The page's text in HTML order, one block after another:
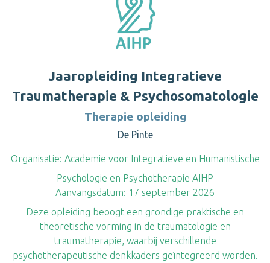
Jaaropleiding Integratieve
Traumatherapie & Psychosomatologie
Therapie opleiding
De Pinte
Organisatie: Academie voor Integratieve en Humanistische
Psychologie en Psychotherapie AIHP
Aanvangsdatum: 17 september 2026
Deze opleiding beoogt een grondige praktische en
theoretische vorming in de traumatologie en
traumatherapie, waarbij verschillende
psychotherapeutische denkkaders geïntegreerd worden.